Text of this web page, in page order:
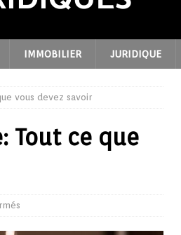
IMMOBILIER JURIDIQUE
vous devez savoir
Tout ce que